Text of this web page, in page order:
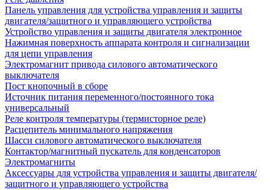
Панель управления для устройства управления и защиты
двигателя/защитного и управляющего устройства
Устройство управления и защиты двигателя электронное
Нажимная поверхность аппарата контроля и сигнализации
для цепи управления
Электромагнит привода силового автоматического
выключателя
Пост кнопочный в сборе
Источник питания переменного/постоянного тока
универсальный
Реле контроля температуры (термисторное реле)
Расцепитель минимального напряжения
Шасси силового автоматического выключателя
Контактор/магнитный пускатель для конденсаторов
Электромагниты
Аксессуары для устройства управления и защиты двигателя/
защитного и управляющего устройства